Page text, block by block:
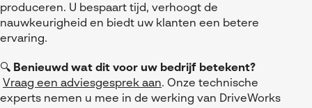
produceren. U bespaart tijd, verhoogt de
nauwkeurigheid en biedt uw klanten een betere
ervaring.
🔍 Benieuwd wat dit voor uw bedrijf betekent?
Vraag een adviesgesprek aan. Onze technische
experts nemen u mee in de werking van DriveWorks